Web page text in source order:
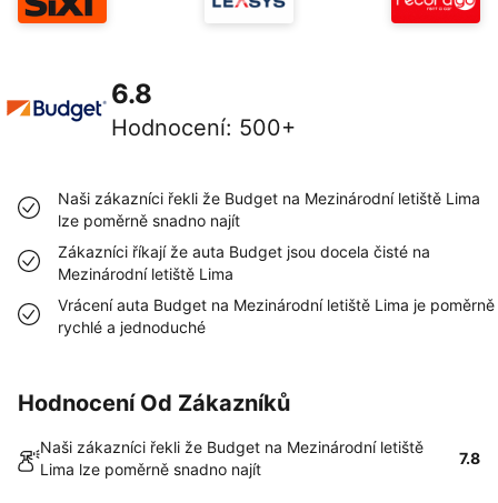
6.8
Hodnocení: 500+
Naši zákazníci řekli že Budget na Mezinárodní letiště Lima
lze poměrně snadno najít
Zákazníci říkají že auta Budget jsou docela čisté na
Mezinárodní letiště Lima
Vrácení auta Budget na Mezinárodní letiště Lima je poměrně
rychlé a jednoduché
Hodnocení Od Zákazníků
Naši zákazníci řekli že Budget na Mezinárodní letiště
Lima lze poměrně snadno najít
7.8